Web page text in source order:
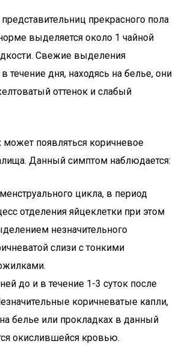
прекрасного пола
выделяется около 1 чайной
Свежие выделения
течение дня, находясь на белье, они
оттенок и слабый
может появляться коричневое
Данный симптом наблюдается:
цикла, в период
отделения яйцеклетки при этом
незначительного
слизи с тонкими
до и в течение 1-3 суток после
коричневатые капли,
белье или прокладках в данный
окислившейся кровью.